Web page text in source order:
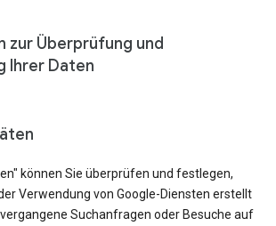
zur Überprüfung und
Ihrer Daten
können Sie überprüfen und festlegen,
Verwendung von Google-Diensten erstellt
Suchanfragen oder Besuche auf